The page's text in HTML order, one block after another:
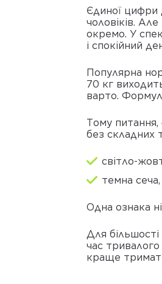
Єдиної цифри
чоловіків.
окремо. У
і спокійний
Популярна
70 кг
варто.
Тому питання,
без складних
світло-
темна
Одна ознака
Для
час тривалого
краще